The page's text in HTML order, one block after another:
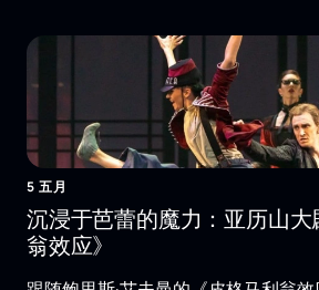
5 五月
沉浸于芭蕾的魔力：亚历山
翁效应》